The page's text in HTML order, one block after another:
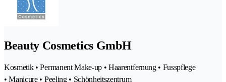
Beauty Cosmetics GmbH
Kosmetik • Permanent Make-up • Haarentfernung • Fusspflege
• Manicure • Peeling • Schönheitszentrum